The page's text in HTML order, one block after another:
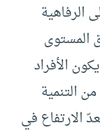
الرفاهية
المستوى
الأفراد
التنمية
الارتفاع في